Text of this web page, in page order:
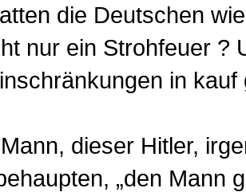
die Deutschen
nur ein Strohfeuer ?
in
dieser Hitler,
„den Mann